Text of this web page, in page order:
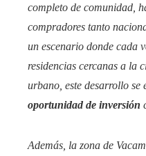
completo de comunidad,
compradores tanto
un escenario donde cada
residencias cercanas a la
urbano, este desarrollo se
oportunidad de inversión
Además, la zona de